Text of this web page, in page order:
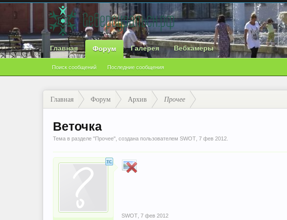
Главная Форум
Поиск сообщений Последние сообщения
Галерея Вебкамеры
Главная Форум Архив Прочее
Веточка
Тема в разделе "Прочее", создана пользователем SWOT 7 фев 2012
SWOT 7 фев 2012